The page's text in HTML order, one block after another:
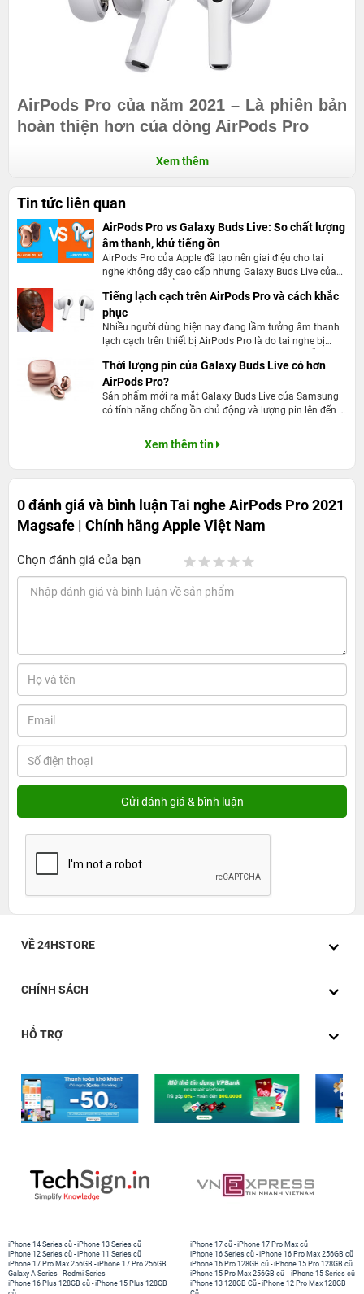
AirPods Pro của năm 2021 – Là phiên bản
hoàn thiện hơn của dòng AirPods Pro
Thiết kế theo bản cũ nhưng vẫn thay đổi để mới
Dù là phiên bản mới nhưng xét về mặt thiết kế, chiếc
AirPods này vẫn giữ guyên kiểu dáng in-ear kết hợp đệm
silicon hỗ trợ hiệu ứng âm thanh thật tốt, đảm bảo người
dùng nghe nhạc êm ái và không gây đau tai. Tuy nhiên,
điểm khác biệt của chiếc Airpods này khiến chúng khác
với mẫu đời trước nằm ở chất liệu nhựa cứng bóng màu
trắng sang trọn, phần tai nghe cũng ngắn hơn. Trọng
lượng và kích thước của phiên bản Airpods Pro Magsafe
cũng có phần tối ưu hơn cho người dùng. Chỉ với 5.4
gram mỗi bên tai nghe và hộp sạc đi kèm chỉ 45.6 gram.
Bên cạnh đó, đầu típ silicon dỏe cũng được hỗ trợ đến 3
nhất. Đối với các hoạt động cường độ mạnh, chiếc
AirPods Pro phiên bản mới này có thể chuẩn chống
Tương thích với sạc Magsafe tân tiến
Điều đặc biệt cải tiến cho chiếc AirPods Pro 2021 là khả
năng tương thích với sạc không dây Magsafe của
iPhone. Chỉ cần đặt dock sạc vào bộ sạc Magsafe và mọi
việc còn lại đều tự động. Đây là một cải tiến hợp thời,
đơn giản và phù hợp cho những ai yêu thích sự tiện
dụng. AirPods Pro Magsafe có thời lượng pin sử dụng
động khi pin AirPods yếu. Chỉ sau 5 phút sạc, người
Xem thêm
Tin tức liên quan
AirPods Pro vs Galaxy Buds Live: So chất lượng
âm thanh, khử tiếng ồn
AirPods Pro của Apple đã tạo nên giai điệu cho tai
nghe không dây cao cấp nhưng Galaxy Buds Live của
Tiếng lạch cạch trên AirPods Pro và cách khắc
phục
Nhiều người dùng hiện nay đang lầm tưởng âm thanh
lạch cạch trên thiết bị AirPods Pro là do tai nghe bị
nhà sản xuất và sau đây là chi tiết về nó và cách khắc
phục.
Thời lượng pin của Galaxy Buds Live có hơn
AirPods Pro?
Sản phẩm mới ra mắt Galaxy Buds Live của Samsung
có tính năng chống ồn chủ động và lượng pin lên đến 6
và nó có thực sự sẽ là một đối thủ đáng gờm của
AirPods Pro không?
Xem thêm tin
0 đánh giá và bình luậnTai nghe AirPods Pro 2021
Magsafe | Chính hãng Apple Việt Nam
Chọn đánh giá của bạn
VỀ 24HSTORE
CHÍNH SÁCH
HỖ TRỢ
iPhone 14 Series cũ -iPhone 13 Series cũ
iPhone 12 Series cũ -iPhone 11 Series cũ
iPhone 17 Pro Max 256GB -iPhone 17 Pro 256GB
Galaxy A Series - Redmi Series
iPhone 17 cũ -iPhone 17 Pro Max cũ
iPhone 16 Series cũ - iPhone 16 Pro Max 256GB cũ
iPhone 16 Pro 128GB cũ -iPhone 15 Pro 128GB cũ
iPhone 15 Pro Max 256GB cũ - iPhone 15 Series cũ
iPhone 16 Plus 128GB cũ -iPhone 15 Plus 128GB
iPhone 13 128GB Cũ -iPhone 12 Pro Max 128GB